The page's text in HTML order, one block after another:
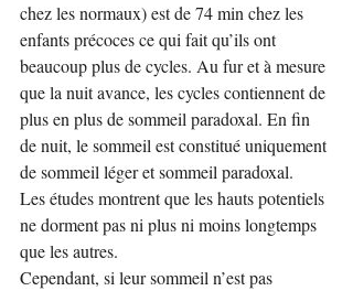
chez les normaux) est de 74 min chez les
enfants précoces ce qui fait qu’ils ont
beaucoup plus de cycles. Au fur et à mesure
que la nuit avance, les cycles contiennent de
plus en plus de sommeil paradoxal. En fin
de nuit, le sommeil est constitué uniquement
de sommeil léger et sommeil paradoxal.
Les études montrent que les hauts potentiels
ne dorment pas ni plus ni moins longtemps
que les autres.
Cependant, si leur sommeil n’est pas